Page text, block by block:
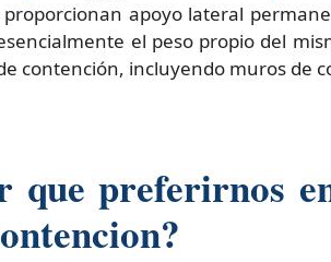
proporcionan apoyo lateral
el peso propio del
contención, incluyendo muros de
que preferirnos